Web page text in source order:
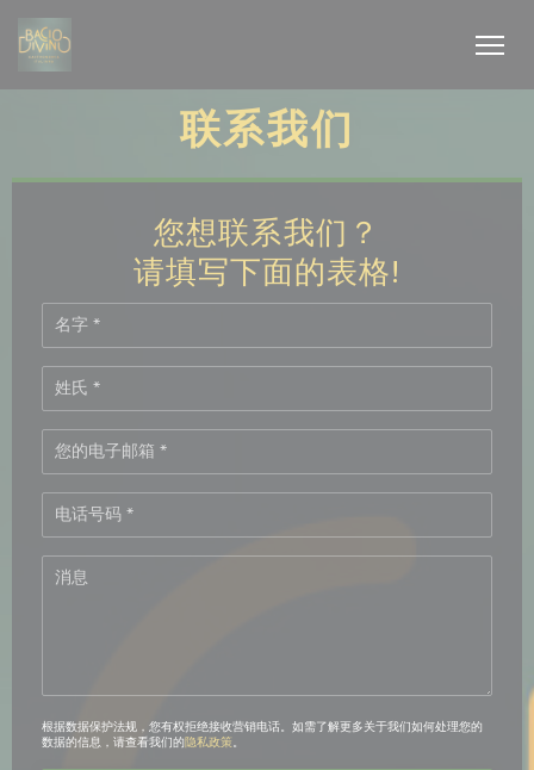
Cookie管理面板
联系我们
您想联系我们？
请填写下面的表格!
根据数据保护法规，您有权拒绝接收营销电话。如需了解更多关于我们如何处理您的
数据的信息，请查看我们的隐私政策。